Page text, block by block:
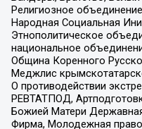
Религиозное
Народная Социальная
Этнополитическое
национальное
Община Коренного
Меджлис
О противодействии
РЕВТАТПОД,
Божией Матери
Фирма, Молодежная